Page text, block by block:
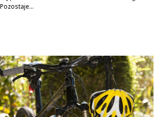
Pozostaje...